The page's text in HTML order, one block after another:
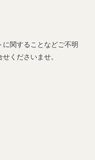
に関することなどご不明
くださいませ。